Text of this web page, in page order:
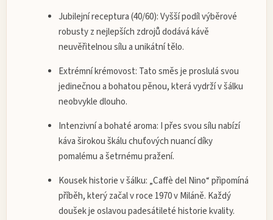
Jubilejní receptura (40/60):Vyšší podíl výběrové
robusty z nejlepších zdrojů dodává kávě
neuvěřitelnou sílu a unikátní tělo.
Extrémní krémovost: Tato směs je proslulá svou
jedinečnou a bohatou pěnou, která vydrží v šálku
neobvykle dlouho.
Intenzivní a bohaté aroma: I přes svou sílu nabízí
káva širokou škálu chuťových nuancí díky
pomalému a šetrnému pražení.
Kousek historie v šálku: „Caffè del Nino“ připomíná
příběh, který začal v roce 1970 v Miláně. Každý
doušek je oslavou padesátileté historie kvality.